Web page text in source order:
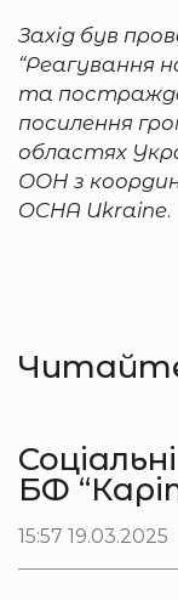
Захід був
“Реагування
та
посилення
областях
ООН з
OCHA Ukraine.
БФ
15:57 19.03.2025